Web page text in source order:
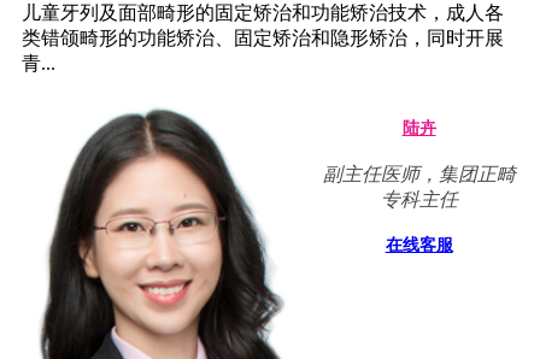
儿童牙列及面部畸形的固定矫治和功能矫治技术，成人各
类错颌畸形的功能矫治、固定矫治和隐形矫治，同时开展
青...
陆卉
副主任医师，集团正畸
专科主任
在线客服